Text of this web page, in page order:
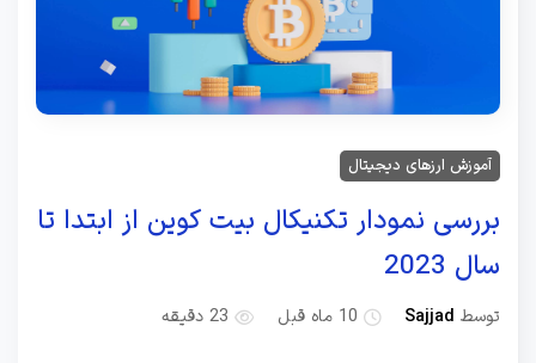
آموزش ارزهای دیجیتال
بررسی نمودار تکنیکال بیت کوین از ابتدا تا
سال 2023
توسط Sajjad 10 ماه قبل 23 دقیقه